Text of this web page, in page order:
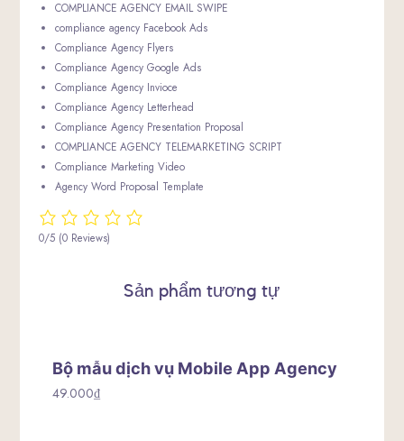
COMPLIANCE AGENCY EMAIL SWIPE
compliance agency Facebook Ads
Compliance Agency Flyers
Compliance Agency Google Ads
Compliance Agency Invioce
Compliance Agency Letterhead
Compliance Agency Presentation Proposal
COMPLIANCE AGENCY TELEMARKETING SCRIPT
Compliance Marketing Video
Agency Word Proposal Template
0/5 (0 Reviews)
Sản phẩm tương tự
Bộ mẫu dịch vụ Mobile App Agency
49.000₫